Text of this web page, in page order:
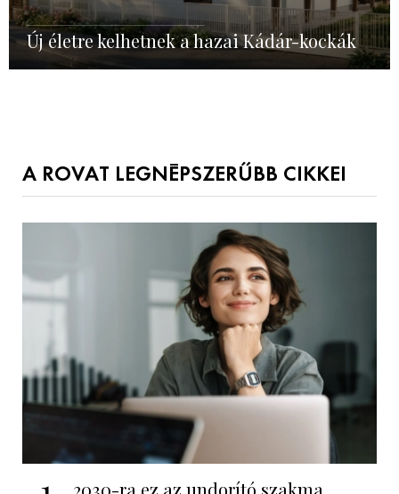
Új életre kelhetnek a hazai Kádár-kockák
A ROVAT LEGNÉPSZERŰBB CIKKEI